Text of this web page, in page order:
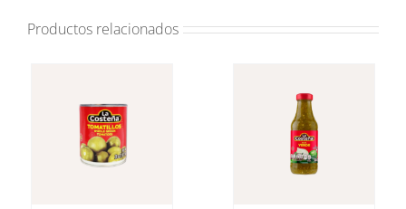
cantidad
Productos relacionados
AÑADIR AL CARRITO
DETALLES
AÑADIR AL CARRITO
DETALLES